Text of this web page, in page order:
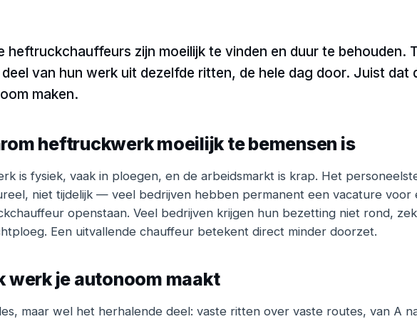
heftruckchauffeurs zijn moeilijk te vinden en duur te behouden.
van hun werk uit dezelfde ritten, de hele dag door. Juist dat
maken.
heftruckwerk moeilijk te bemensen is
is fysiek, vaak in ploegen, en de arbeidsmarkt is krap. Het
niet tijdelijk — veel bedrijven hebben permanent een vacature voor
openstaan. Veel bedrijven krijgen hun bezetting niet rond,
Een uitvallende chauffeur betekent direct minder doorzet.
werk je autonoom maakt
maar wel het herhalende deel: vaste ritten over vaste routes, van A